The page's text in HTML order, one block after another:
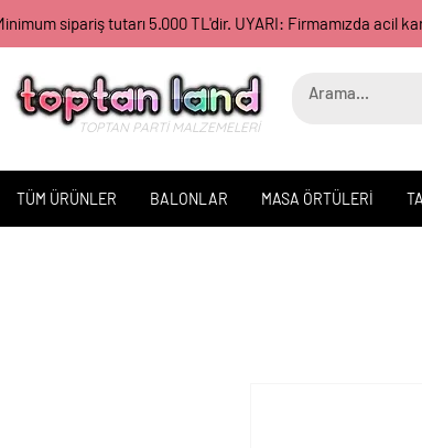
sipariş tutarı 5.000 TL'dir. UYARI: Firmamızda
TOPTAN PARTİ MALZEMELERİ
TÜM ÜRÜNLER BALONLAR MASA ÖRTÜLERİ